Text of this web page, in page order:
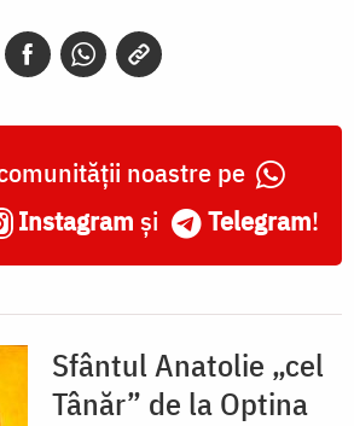
noastre pe
Instagram și Telegram!
Sfântul Anatolie „cel
Tânăr” de la Optina